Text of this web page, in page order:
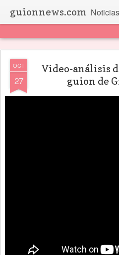
guionnews.com Noticias de
OCT
27
Video-análisis
guion de